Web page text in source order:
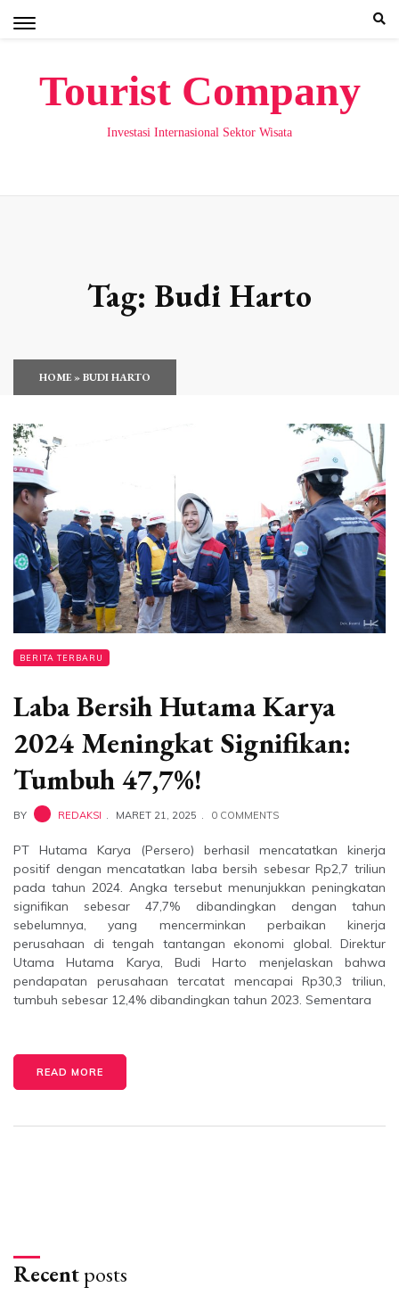
Tourist Company
Investasi Internasional Sektor Wisata
Tag: Budi Harto
HOME»BUDI HARTO
BERITA TERBARU
Laba Bersih Hutama Karya
2024 Meningkat Signifikan:
Tumbuh 47,7%!
BY REDAKSI MARET 21, 2025 0 COMMENTS
PT Hutama Karya (Persero) berhasil mencatatkan kinerja
positif dengan mencatatkan laba bersih sebesar Rp2,7 triliun
pada tahun 2024. Angka tersebut menunjukkan peningkatan
signifikan sebesar 47,7% dibandingkan dengan tahun
sebelumnya, yang mencerminkan perbaikan kinerja
perusahaan di tengah tantangan ekonomi global. Direktur
Utama Hutama Karya, Budi Harto menjelaskan bahwa
pendapatan perusahaan tercatat mencapai Rp30,3 triliun,
tumbuh sebesar 12,4% dibandingkan tahun 2023. Sementara
READ MORE
Recentposts